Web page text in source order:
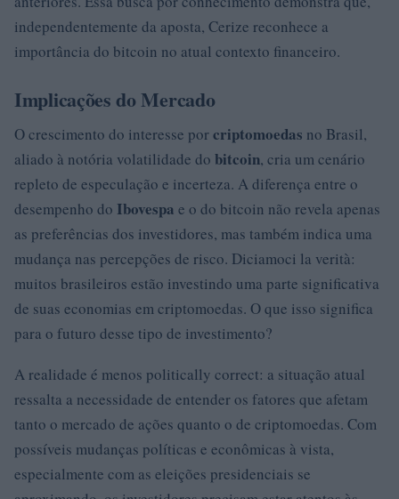
independentemente da aposta, Cerize reconhece a
importância do bitcoin no atual contexto financeiro.
Implicações do Mercado
O crescimento do interesse porcriptomoedas no Brasil,
aliado à notória volatilidade do bitcoin, cria um cenário
repleto de especulação e incerteza. A diferença entre o
desempenho do Ibovespa e o do bitcoin não revela apenas
as preferências dos investidores, mas também indica uma
mudança nas percepções de risco. Diciamoci la verità:
muitos brasileiros estão investindo uma parte significativa
de suas economias em criptomoedas. O que isso significa
para o futuro desse tipo de investimento?
A realidade é menos politically correct: a situação atual
ressalta a necessidade de entender os fatores que afetam
tanto o mercado de ações quanto o de criptomoedas. Com
possíveis mudanças políticas e econômicas à vista,
especialmente com as eleições presidenciais se